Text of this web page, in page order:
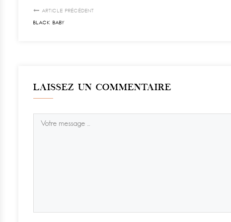
ARTICLE PRÉCÉDENT
BLACK BABY
LAISSEZ UN COMMENTAIRE